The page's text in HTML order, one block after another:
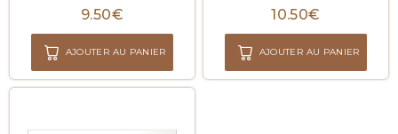
9.50€
AJOUTER AU PANIER
10.50€
AJOUTER AU PANIER